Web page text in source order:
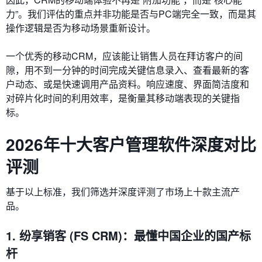
力”。我们评估的重点并非功能是否与PC端完全一致，而是其
操作逻辑是否为移动场景重新设计。
一个优秀的移动CRM，应该能让销售人员在拜访客户的间
隙，用不到一分钟的时间完成关键信息录入、查看最新的客
户动态、或是快速调用产品资料。响应速度、界面简洁度和
对碎片化时间的利用效率，是衡量其移动端表现的关键指
标。
2026年十大客户管理软件深度对比
评测
基于以上标准，我们筛选并深度评测了市场上十款主流产
品。
1. 纷享销客 (FS CRM)：最懂中国企业的国产标
杆